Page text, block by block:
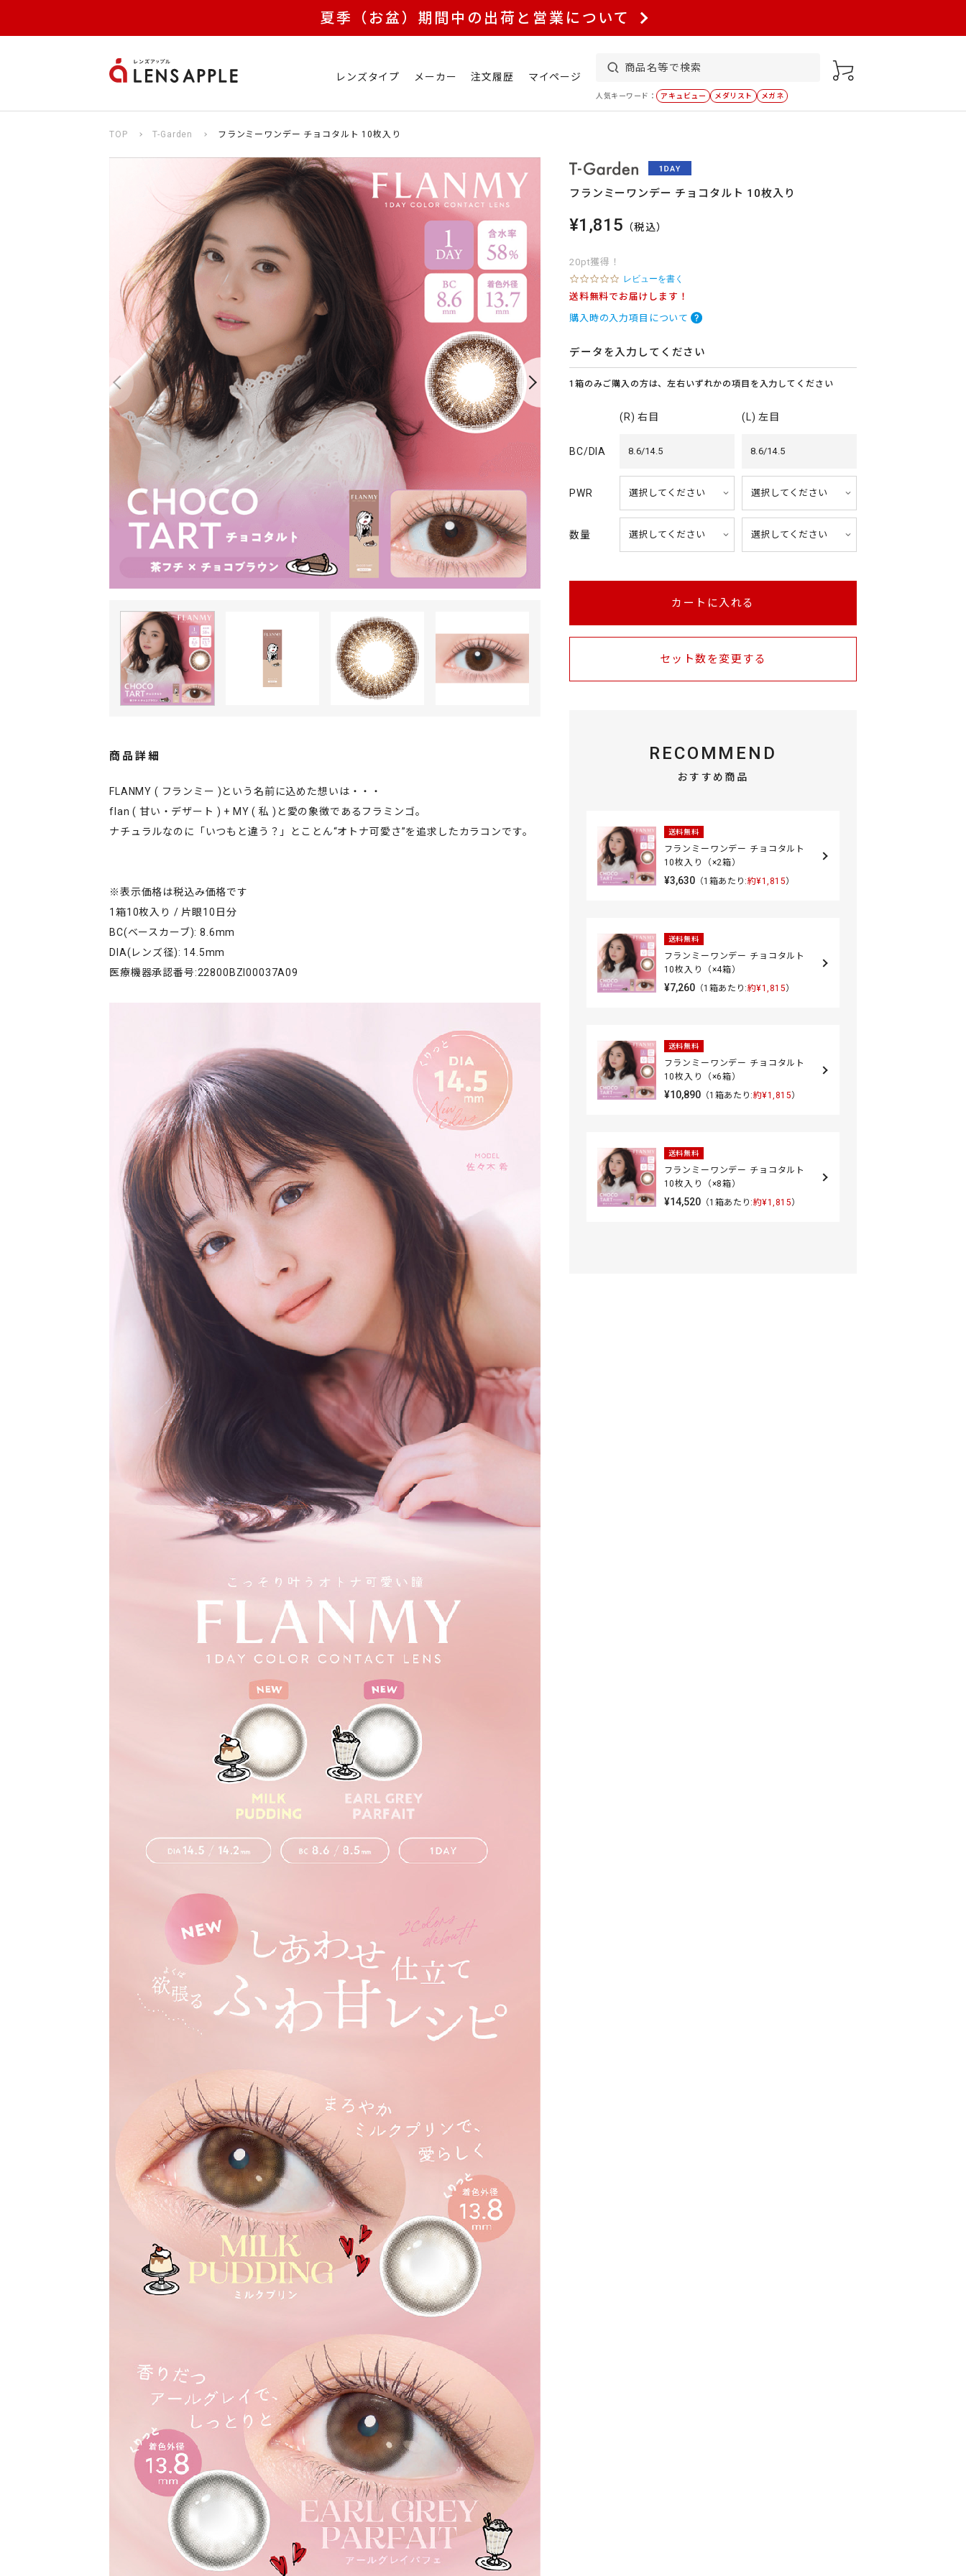
夏季（お盆）期間中の出荷と営業について
レンズタイプ メーカー 注文履歴 マイページ
人気キーワード： アキュビュー メダリスト メガネ
TOP T-Garden フランミーワンデー チョコタルト 10枚入り
商品詳細
FLANMY ( フランミー )という名前に込めた想いは・・・
flan ( 甘い・デザート ) + MY ( 私 )と愛の象徴であるフラミンゴ。
ナチュラルなのに「いつもと違う？」とことん“オトナ可愛さ”を追求したカラコンです。
※表示価格は税込み価格です
1箱10枚入り / 片眼10日分
BC(ベースカーブ): 8.6mm
DIA(レンズ径): 14.5mm
医療機器承認番号:22800BZI00037A09
フランミーワンデー チョコタルト 10枚入り
¥1,815 （税込）
20pt獲得！
0
.
0
s
r
r
a
t
n
g
レビューを書く
送料無料でお届けします！
購入時の入力項目について
データを入力してください
1箱のみご購入の方は、左右いずれかの項目を入力してください
(R) 右目 (L) 左目
BC/DIA 8.6/14.5 8.6/14.5
PWR
数量
カートに入れる
セット数を変更する
RECOMMEND
おすすめ商品
送料無料
フランミーワンデー チョコタルト
10枚入り（×2箱）
¥3,630（1箱あたり:約¥1,815）
送料無料
フランミーワンデー チョコタルト
10枚入り（×4箱）
¥7,260（1箱あたり:約¥1,815）
送料無料
フランミーワンデー チョコタルト
10枚入り（×6箱）
¥10,890（1箱あたり:約¥1,815）
送料無料
フランミーワンデー チョコタルト
10枚入り（×8箱）
¥14,520（1箱あたり:約¥1,815）